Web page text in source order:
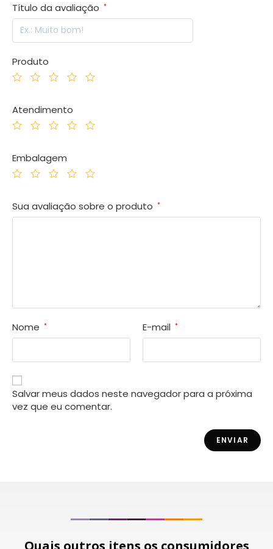
Título da avaliação *
Produto
Atendimento
Embalagem
Sua avaliação sobre o produto *
Nome * E-mail *
Salvar meus dados neste navegador para a próxima
vez que eu comentar.
Quais outros itens os consumidores